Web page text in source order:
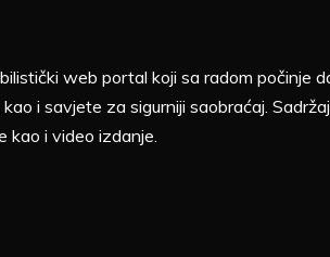
web portal koji sa radom
i savjete za sigurniji saobraćaj.
kao i video izdanje.